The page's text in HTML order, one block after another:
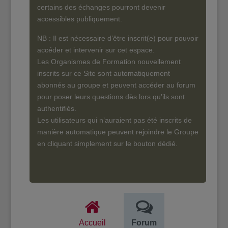
certains des échanges pourront devenir
accessibles publiquement.
NB : Il est nécessaire d’être inscrit(e) pour pouvoir
accéder et intervenir sur cet espace.
Les Organismes de Formation nouvellement
inscrits sur ce Site sont automatiquement
abonnés au groupe et peuvent accéder au forum
pour poser leurs questions dès lors qu’ils sont
authentifiés.
Les utilisateurs qui n’auraient pas été inscrits de
manière automatique peuvent rejoindre le Groupe
en cliquant simplement sur le bouton dédié.
Accueil Forum